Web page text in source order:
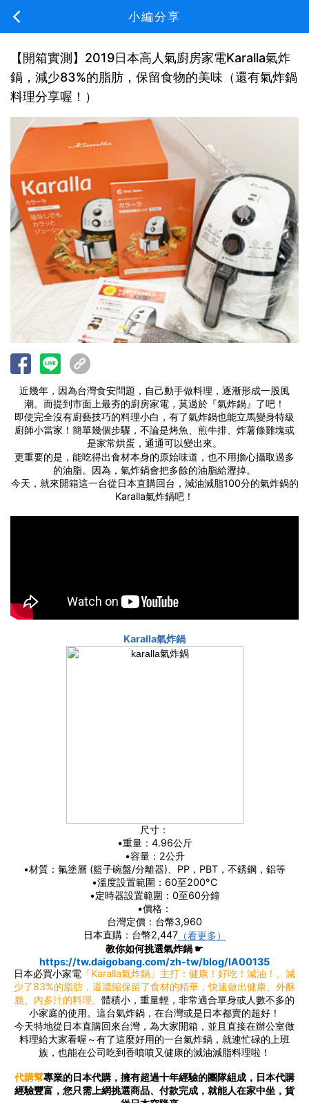
小編分享
【開箱實測】2019日本高人氣廚房家電Karalla氣炸
鍋，減少83%的脂肪，保留食物的美味（還有氣炸鍋
料理分享喔！）
近幾年，因為台灣食安問題，自己動手做料理，逐漸形成一股風
潮。而提到市面上最夯的廚房家電，莫過於『氣炸鍋』了吧！
即使完全沒有廚藝技巧的料理小白，有了氣炸鍋也能立馬變身特級
廚師小當家！簡單幾個步驟，不論是烤魚、煎牛排、炸薯條雞塊或
是家常烘蛋，通通可以變出來。
更重要的是，能吃得出食材本身的原始味道，也不用擔心攝取過多
的油脂。因為，氣炸鍋會把多餘的油脂給瀝掉。
今天，就來開箱這一台從日本直購回台，減油減脂100分的氣炸鍋的
Karalla氣炸鍋吧！
Karalla氣炸鍋
尺寸：
•重量：4.96公斤
•容量：2公升
•材質：氟塗層 (籃子碗盤/分離器)、PP，PBT，不銹鋼，鋁等
•溫度設置範圍：60至200°C
•定時器設置範圍：0至60分鐘
•價格：
台灣定價：台幣3,960
日本直購：台幣2,447（看更多）
教你如何挑選氣炸鍋 ☛
https://tw.daigobang.com/zh-tw/blog/IA00135
日本必買小家電 『Karalla氣炸鍋』主打：健康！好吃！減油！。減
少了83%的脂肪，還濃縮保留了食材的精華，快速做出健康、外酥
脆、內多汁的料理。 體積小，重量輕，非常適合單身或人數不多的
小家庭的使用。這台氣炸鍋，在台灣或是日本都賣的超好！
今天特地從日本直購回來台灣，為大家開箱，並且直接在辦公室做
料理給大家看喔～有了這麼好用的一台氣炸鍋，就連忙碌的上班
族，也能在公司吃到香噴噴又健康的減油減脂料理啦！
代購幫專業的日本代購，擁有超過十年經驗的團隊組成，日本代購
經驗豐富，您只需上網挑選商品、付款完成，就能人在家中坐，貨